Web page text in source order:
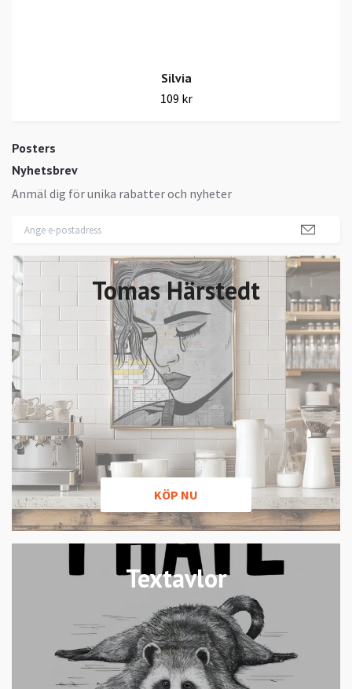
Posters
Nyhetsbrev
Anmäl dig för unika rabatter och nyheter
Tomas Härstedt
KÖP NU
Textavlor
Silvia
109 kr